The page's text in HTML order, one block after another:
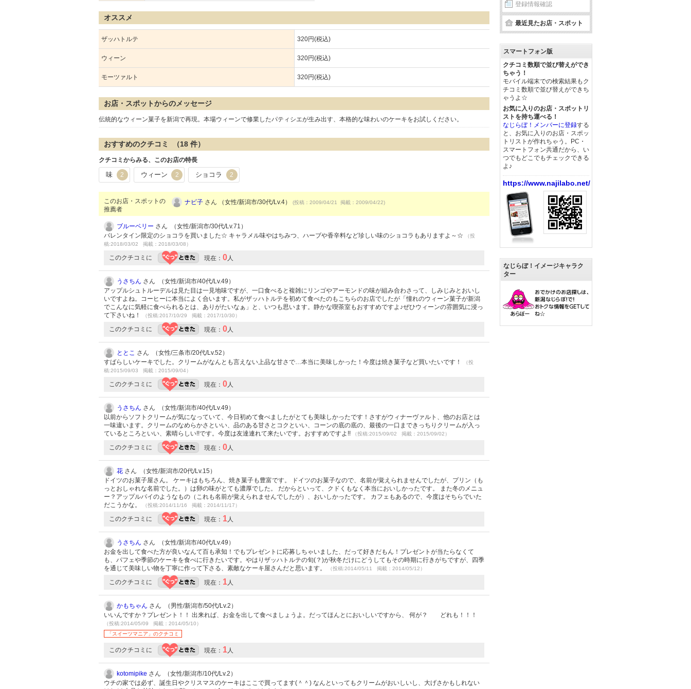
オススメ
ザッハトルテ 320円(税込)
ウィーン 320円(税込)
モーツァルト 320円(税込)
お店・スポットからのメッセージ
伝統的なウィーン菓子を新潟で再現。本場ウィーンで修業したパティシエが生み出す、本格的な味わいのケーキをお試しください。
おすすめのクチコミ （18 件）
クチコミからみる、このお店の特長
味 2 ウィーン 2 ショコラ 2
このお店・スポットの
推薦者
ナビ子 さん （女性/新潟市/30代/Lv.4） (投稿：2009/04/21 掲載：2009/04/22)
ブルーベリー さん （女性/新潟市/30代/Lv.71）
バレンタイン限定のショコラを買いました☆ キャラメル味やはちみつ、ハーブや香辛料など珍しい味のショコラもありますよ～☆
（投
稿:2018/03/02 掲載：2018/03/08）
このクチコミに 現在： 0 人
うさちん さん （女性/新潟市/40代/Lv.49）
アップルシュトルーデルは見た目は一見地味ですが、一口食べると複雑にリンゴやアーモンドの味が組み合わさって、しみじみとおいし
いですよね。コーヒーに本当によく合います。私がザッハトルテを初めて食べたのもこちらのお店でしたが「憧れのウィーン菓子が新潟
でこんなに気軽に食べられるとは、ありがたいなぁ」と、いつも思います。静かな喫茶室もおすすめですよ♪ぜひウィーンの雰囲気に浸っ
て下さいね！
（投稿:2017/10/29 掲載：2017/10/30）
このクチコミに 現在： 0 人
ととこ さん （女性/三条市/20代/Lv.52）
すばらしいケーキでした。クリームがなんとも言えない上品な甘さで…本当に美味しかった！今度は焼き菓子など買いたいです！
（投
稿:2015/09/03 掲載：2015/09/04）
このクチコミに 現在： 0 人
うさちん さん （女性/新潟市/40代/Lv.49）
以前からソフトクリームが気になっていて、今日初めて食べましたがとても美味しかったです！さすがウィナーヴァルト、他のお店とは
一味違います。クリームのなめらかさといい、品のある甘さとコクといい、コーンの底の底の、最後の一口まできっちりクリームが入っ
ているところといい、素晴らしい!!です。今度は友達連れて来たいです。おすすめですよ!!
（投稿:2015/09/02 掲載：2015/09/02）
このクチコミに 現在： 0 人
花 さん （女性/新潟市/20代/Lv.15）
ドイツのお菓子屋さん。 ケーキはもちろん、焼き菓子も豊富です。 ドイツのお菓子なので、名前が覚えられませんでしたが、プリン（も
っとおしゃれな名前でした。）は卵の味がとても濃厚でした。 だからといって、クドくもなく本当においしかったです。 また冬のメニュ
ー？アップルパイのようなもの（これも名前が覚えられませんでしたが）、おいしかったです。 カフェもあるので、今度はそちらでいた
だこうかな。
（投稿:2014/11/16 掲載：2014/11/17）
このクチコミに 現在： 1 人
うさちん さん （女性/新潟市/40代/Lv.49）
お金を出して食べた方が良いなんて百も承知！でもプレゼントに応募しちゃいました、だって好きだもん！プレゼントが当たらなくて
も、パフェや季節のケーキを食べに行きたいです。やはりザッハトルテの旬(？)が秋冬だけにどうしてもその時期に行きがちですが、四季
を通じて美味しい物を丁寧に作って下さる、素敵なケーキ屋さんだと思います。
（投稿:2014/05/11 掲載：2014/05/12）
このクチコミに 現在： 1 人
かもちゃん さん （男性/新潟市/50代/Lv.2）
いいんですか？プレゼント！！ 出来れば、お金を出して食べましょうよ。だってほんとにおいしいですから、 何が？ どれも！！！
（投稿:2014/05/09 掲載：2014/05/10）
「スイーツマニア」のクチコミ
このクチコミに 現在： 1 人
kotomipike さん （女性/新潟市/10代/Lv.2）
ウチの家では必ず、誕生日やクリスマスのケーキはここで買ってます(＾＾) なんといってもクリームがおいしいし、大げさかもしれない
登録情報確認
最近見たお店・スポット
スマートフォン版
クチコミ数順で並び替えができ
ちゃう！
モバイル端末での検索結果もク
チコミ数順で並び替えができち
ゃうよ☆
お気に入りのお店・スポットリ
ストを持ち運べる！
なじらぼ！メンバーに登録する
と、お気に入りのお店・スポッ
トリストが作れちゃう。PC・
スマートフォン共通だから、い
つでもどこでもチェックできる
よ♪
https://www.najilabo.net/
なじらぼ！イメージキャラク
ター